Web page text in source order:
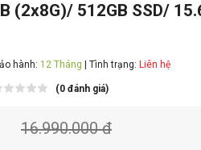
(2x8G)/ 512GB SSD/
hành: 12 Tháng | Tình trạng: Liên hệ
(0 đánh giá)
16.990.000 đ